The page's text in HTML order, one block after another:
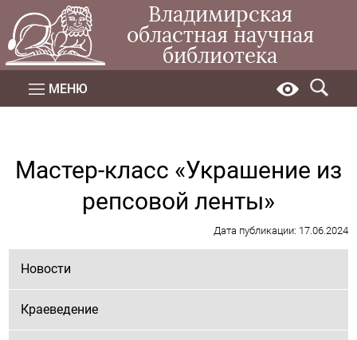
Владимирская
областная научная
библиотека
МЕНЮ
Мастер-класс «Украшение из
репсовой ленты»
Дата публикации: 17.06.2024
Новости
Краеведение